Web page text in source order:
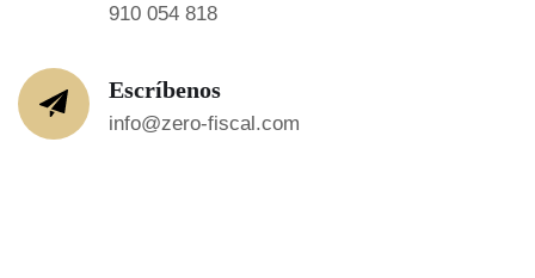
910 054 818
Escríbenos
info@zero-fiscal.com